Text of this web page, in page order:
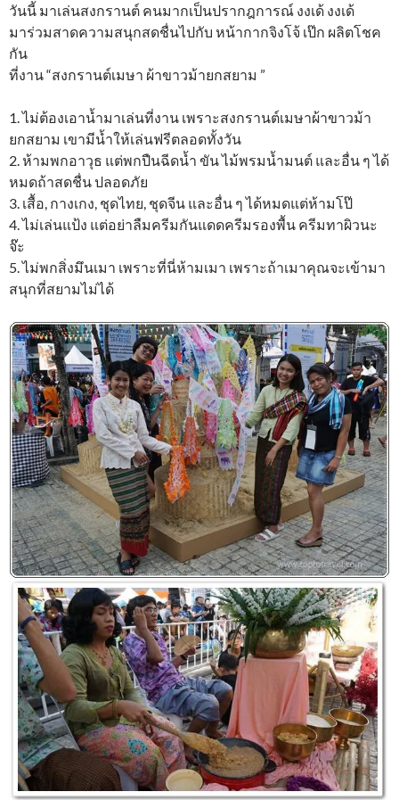
วันนี้ มาเล่นสงกรานต์ คนมากเป็นปรากฎการณ์ งงเด้ งงเด้
มาร่วมสาดความสนุกสดชื่นไปกับ หน้ากากจิงโจ้ เป๊ก ผลิตโชค
กัน
ที่งาน “สงกรานต์เมษา ผ้าขาวม้ายกสยาม ”
1. ไม่ต้องเอาน้ำมาเล่นที่งาน เพราะสงกรานต์เมษาผ้าขาวม้า
ยกสยาม เขามีน้ำให้เล่นฟรีตลอดทั้งวัน
2. ห้ามพกอาวุธ แต่พกปืนฉีดน้ำ ขัน ไม้พรมน้ำมนต์ และอื่น ๆ ได้
หมดถ้าสดชื่น ปลอดภัย
3. เสื้อ, กางเกง, ชุดไทย, ชุดจีน และอื่น ๆ ได้หมดแต่ห้ามโป๊
4. ไม่เล่นแป้ง แต่อย่าลืมครีมกันแดดครีมรองพื้น ครีมทาผิวนะ
จ๊ะ
5. ไม่พกสิ่งมึนเมา เพราะที่นี่ห้ามเมา เพราะถ้าเมาคุณจะเข้ามา
สนุกที่สยามไม่ได้